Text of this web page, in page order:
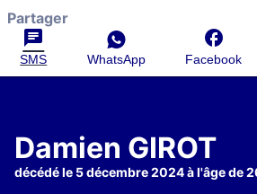
Partager
SMS WhatsApp Facebook
Damien GIROT
décédé le 5 décembre 2024 à l'âge de